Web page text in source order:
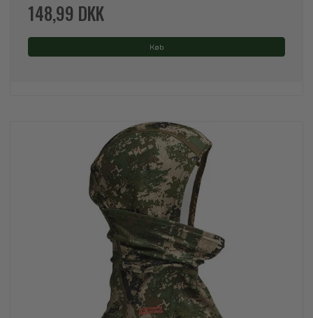
148,99 DKK
Køb